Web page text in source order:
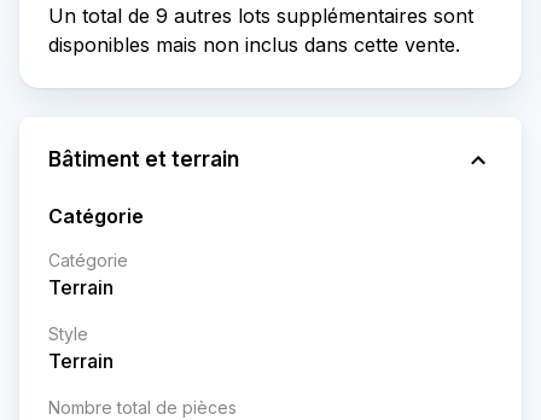
Un total de 9 autres lots supplémentaires sont
disponibles mais non inclus dans cette vente.
Bâtiment et terrain
Catégorie
Catégorie
Terrain
Style
Terrain
Nombre total de pièces